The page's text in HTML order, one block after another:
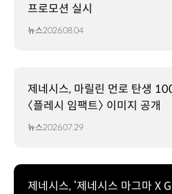
프로모션 실시
뉴스2026.08.04
제네시스, 마릴린 먼로 탄생
〈플레시 임팩트〉 이미지 공개
뉴스2026.07.29
제네시스, ‘제네시스 마그마 X